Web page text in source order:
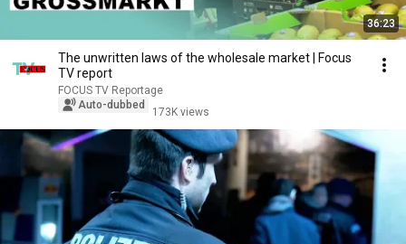
36:23
The unwritten laws of the wholesale market | Focus
TV report
FOCUS TV Reportage
Auto-dubbed
173K views